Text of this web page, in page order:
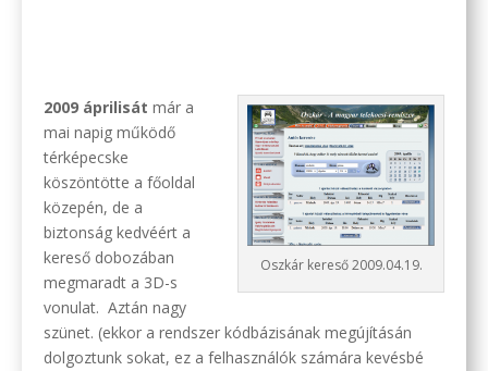
Oszkár kereső 2009.04.19.
2009 áprilisát már a
mai napig működő
térképecske
köszöntötte a főoldal
közepén, de a
biztonság kedvéért a
kereső dobozában
megmaradt a 3D-s
vonulat. Aztán nagy
szünet. (ekkor a rendszer kódbázisának megújításán
dolgoztunk sokat, ez a felhasználók számára kevésbé